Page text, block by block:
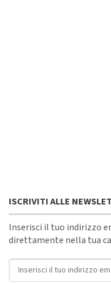
ISCRIVITI ALLE
Inserisci il tuo indirizzo
direttamente nella tua
Indirizzo email